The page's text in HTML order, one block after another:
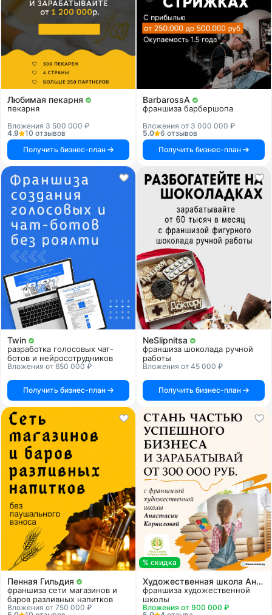
Любимая пекарня
пекарня
Вложения 3 500 000 ₽
4.9
10 отзывов
Получить бизнес-план
BarbarossA
франшиза барбершопа
Вложения от 3 000 000 ₽
5.0
6 отзывов
Получить бизнес-план
Twin
разработка голосовых чат-
ботов и нейросотрудников
Вложения от 650 000 ₽
Получить бизнес-план
NeSlipnitsa
франшиза шоколада ручной
работы
Вложения от 45 000 ₽
Получить бизнес-план
Пенная Гильдия
франшиза сети магазинов и
баров разливных напитков
Вложения от 750 000 ₽
% скидка
Художественная школа Анастасии Корниловой
франшиза художественной
школы
Вложения от 900 000 ₽